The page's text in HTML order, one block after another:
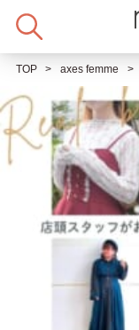
TOP axes femme